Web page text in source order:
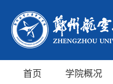
首页 学院概况